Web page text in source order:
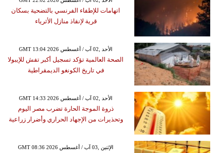
اتهامات للإطفاء الفرنسي بالتضحية بسكان
قرية لإنقاذ منازل الأثرياء
GMT 13:04 2026 الأحد ,02 آب / أغسطس
الصحة العالمية تؤكد تسجيل أكبر تفش للإيبولا
في تاريخ الكونغو الديمقراطية
GMT 14:33 2026 الأحد ,02 آب / أغسطس
ذروة الموجة الحارة تضرب مصر اليوم
وتحذيرات من الإجهاد الحراري وأضرار زراعية
GMT 08:36 2026 الإثنين ,03 آب / أغسطس